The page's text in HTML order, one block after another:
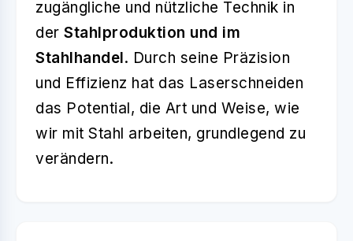
zugängliche und nützliche Technik in
der Stahlproduktion und im
Stahlhandel. Durch seine Präzision
und Effizienz hat das Laserschneiden
das Potential, die Art und Weise, wie
wir mit Stahl arbeiten, grundlegend zu
verändern.